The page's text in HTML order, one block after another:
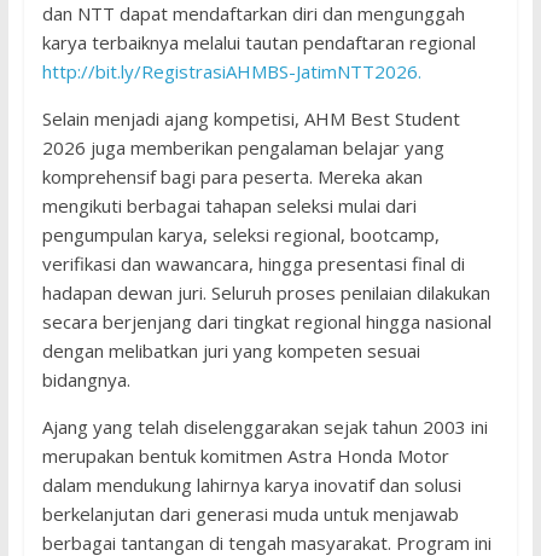
dan NTT dapat mendaftarkan diri dan mengunggah
karya terbaiknya melalui tautan pendaftaran regional
http://bit.ly/RegistrasiAHMBS-JatimNTT2026.
Selain menjadi ajang kompetisi, AHM Best Student
2026 juga memberikan pengalaman belajar yang
komprehensif bagi para peserta. Mereka akan
mengikuti berbagai tahapan seleksi mulai dari
pengumpulan karya, seleksi regional, bootcamp,
verifikasi dan wawancara, hingga presentasi final di
hadapan dewan juri. Seluruh proses penilaian dilakukan
secara berjenjang dari tingkat regional hingga nasional
dengan melibatkan juri yang kompeten sesuai
bidangnya.
Ajang yang telah diselenggarakan sejak tahun 2003 ini
merupakan bentuk komitmen Astra Honda Motor
dalam mendukung lahirnya karya inovatif dan solusi
berkelanjutan dari generasi muda untuk menjawab
berbagai tantangan di tengah masyarakat. Program ini